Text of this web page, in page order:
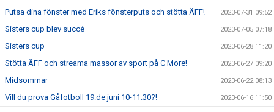
Putsa dina fönster med Eriks fönsterputs och stötta ÄFF! 2023-07-31 09:52
Sisters cup blev succé 2023-07-05 07:18
Sisters cup 2023-06-28 11:20
Stötta ÄFF och streama massor av sport på C More! 2023-06-27 09:20
Midsommar 2023-06-22 08:13
Vill du prova Gåfotboll 19:de juni 10-11:30?! 2023-06-16 11:50